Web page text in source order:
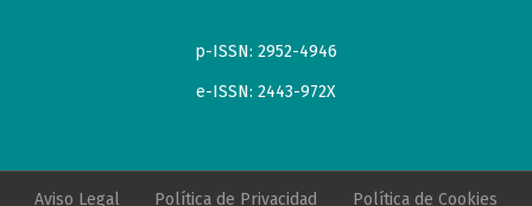
p-ISSN: 2952-4946
e-ISSN: 2443-972X
Aviso Legal Política de Privacidad Política de Cookies